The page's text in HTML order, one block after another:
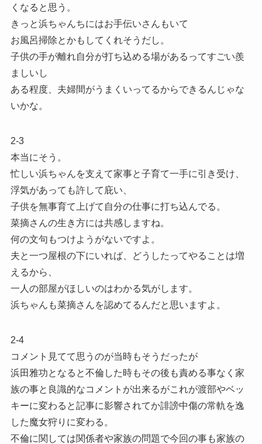
くなると思う。
きっと浜ちゃんちにはお手伝いさんもいて
お風呂掃除とかもしてくれそうだし。
子供の手が離れ自分が打ち込める場があるってすごい羨
ましいし
ある程度、夫婦間がうまくいってるからできるんじゃな
いかな。
2-3
本当にそう。
忙しい浜ちゃんを支えて家事と子育て一手に引き受け、
浮気があっても許して庇い、
子供を無事育て上げて自分の仕事に打ち込んでる。
菜摘さんの生き方には共感しますね。
何の文句もつけようがないですよ。
夫と一つ屋根の下にいれば、どうしたってやることは増
えるから、
一人の部屋がほしいのはわかる気がします。
浜ちゃんも菜摘さんを認めてるんだと思いますよ。
2-4
コメント見てて思うのが当時もそうだったが
浜田雅功となると不倫した時もその後も責める事なく家
族の事と良識的なコメントが出来るがこれが渡部やベッ
キーに変わると記事に影響されてか誹謗中傷の常軌を逸
した魔女狩りに変わる。
不倫に関しては関係者や家族の問題で今回の事も家族の